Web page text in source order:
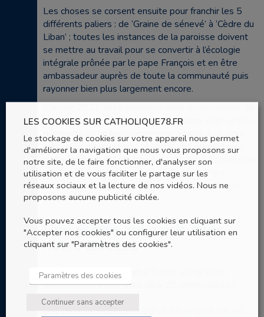
Les choses se corsent ensuite pour franchir les 5
différents paliers : de ‘Graine de sénevé’ à ‘Cèdre du
Liban’ ; toutes les instances de la paroisse doivent
se mettre au travail pour se convertir à l’écologie
intégrale prônée par le pape François et en être
ambassadeur auprès de toute la communauté puis
rayonner bien plus largement encore.
plusieurs déclinaisonsdu label,chacune avec un éco-
diagnostic et un fonctionnement adapté à un type
particulier de structure : associations, monastères,
congrégations apostoliques ainsi qu’un parcours pour
les familles, et aussi une déclinaison pour les
groupes d’ados, Pollen d’Église verte, lancée en
2021.
Une greffe qui a pris dans
notre diocèse
Dans les Yvelines, le label Eglise Verte a pris
vraiment son essor avec déjà 20 communautés
labellisées Eglise verte.
LES COOKIES SUR CATHOLIQUE78.FR
Le stockage de cookies sur votre appareil nous permet
d'améliorer la navigation que nous vous proposons sur
notre site, de le faire fonctionner, d'analyser son
utilisation et de vous faciliter le partage sur les
réseaux sociaux et la lecture de nos vidéos. Nous ne
proposons aucune publicité ciblée.
Vous pouvez accepter tous les cookies en cliquant sur
"Accepter nos cookies" ou configurer leur utilisation en
cliquant sur "Paramètres des cookies".
Paramètres des cookies
Continuer sans accepter